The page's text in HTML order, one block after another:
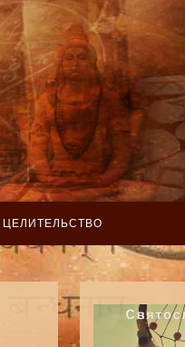
ЦЕЛИТЕЛЬСТВО